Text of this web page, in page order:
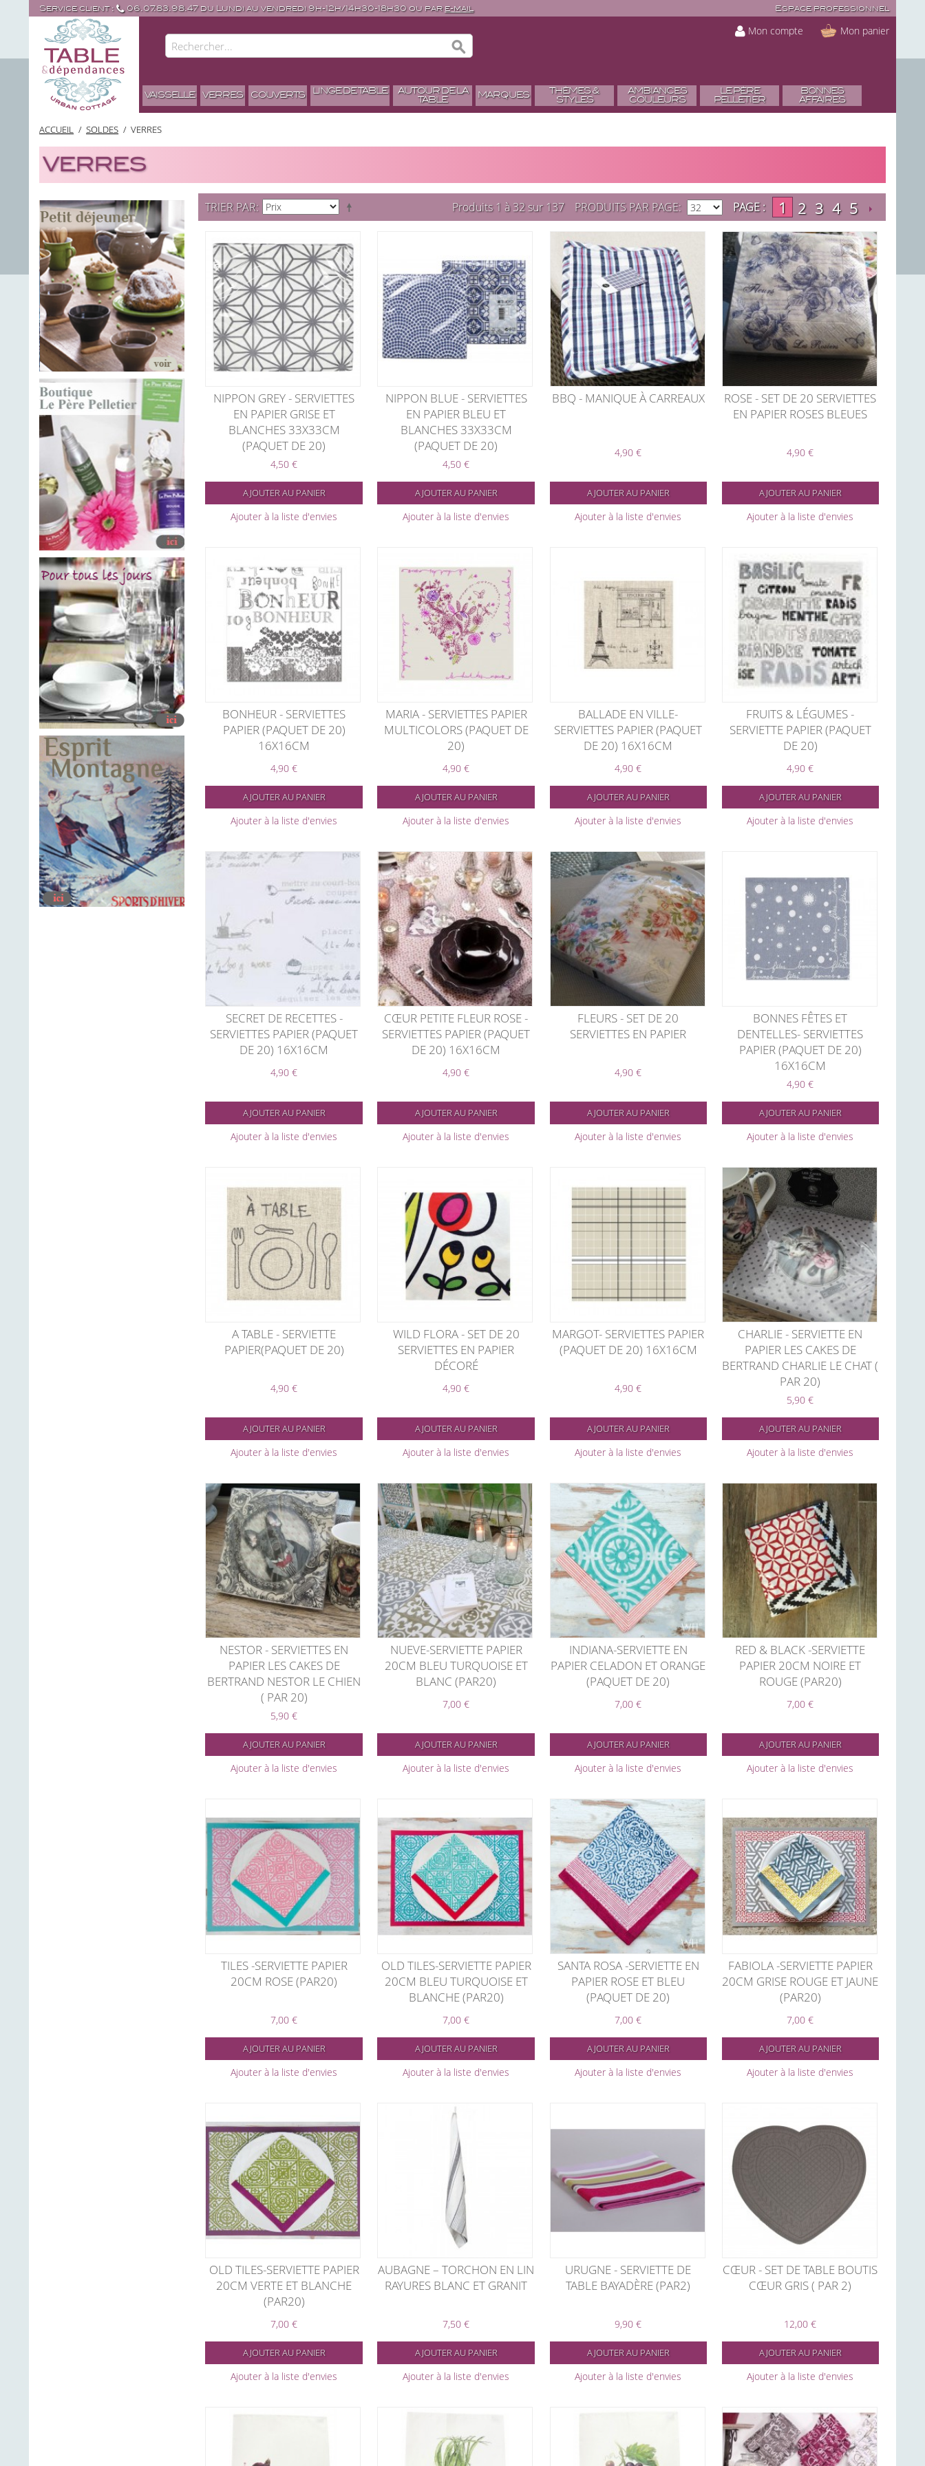
Service client : 06.07.83.98.47 du Lundi au vendredi 9h-12h/14h30-18h30 ou par e-mail Espace professionnel
Mon compte Mon panier
VAISSELLE VERRES COUVERTS LINGE DE TABLE
AUTOUR DE LA
TABLE
MARQUES
THÈMES &
STYLES
AMBIANCES
COULEURS
LE PÈRE
PELLETIER
BONNES
AFFAIRES
ACCUEIL / SOLDES / VERRES
VERRES
TRIER PAR Produits 1 à 32 sur 137 PRODUITS PAR PAGE PAGE : 1 2 3 4 5
NIPPON GREY - SERVIETTES
EN PAPIER GRISE ET
BLANCHES 33X33CM
(PAQUET DE 20)
4,50 €
AJOUTER AU PANIER
Ajouter à la liste d'envies
NIPPON BLUE - SERVIETTES
EN PAPIER BLEU ET
BLANCHES 33X33CM
(PAQUET DE 20)
4,50 €
AJOUTER AU PANIER
Ajouter à la liste d'envies
BBQ - MANIQUE À CARREAUX
4,90 €
AJOUTER AU PANIER
Ajouter à la liste d'envies
ROSE - SET DE 20 SERVIETTES
EN PAPIER ROSES BLEUES
4,90 €
AJOUTER AU PANIER
Ajouter à la liste d'envies
BONHEUR - SERVIETTES
PAPIER (PAQUET DE 20)
16X16CM
4,90 €
AJOUTER AU PANIER
Ajouter à la liste d'envies
MARIA - SERVIETTES PAPIER
MULTICOLORS (PAQUET DE
20)
4,90 €
AJOUTER AU PANIER
Ajouter à la liste d'envies
BALLADE EN VILLE-
SERVIETTES PAPIER (PAQUET
DE 20) 16X16CM
4,90 €
AJOUTER AU PANIER
Ajouter à la liste d'envies
FRUITS & LÉGUMES -
SERVIETTE PAPIER (PAQUET
DE 20)
4,90 €
AJOUTER AU PANIER
Ajouter à la liste d'envies
SECRET DE RECETTES -
SERVIETTES PAPIER (PAQUET
DE 20) 16X16CM
4,90 €
AJOUTER AU PANIER
Ajouter à la liste d'envies
CŒUR PETITE FLEUR ROSE -
SERVIETTES PAPIER (PAQUET
DE 20) 16X16CM
4,90 €
AJOUTER AU PANIER
Ajouter à la liste d'envies
FLEURS - SET DE 20
SERVIETTES EN PAPIER
4,90 €
AJOUTER AU PANIER
Ajouter à la liste d'envies
BONNES FÊTES ET
DENTELLES- SERVIETTES
PAPIER (PAQUET DE 20)
16X16CM
4,90 €
AJOUTER AU PANIER
Ajouter à la liste d'envies
A TABLE - SERVIETTE
PAPIER(PAQUET DE 20)
4,90 €
AJOUTER AU PANIER
Ajouter à la liste d'envies
WILD FLORA - SET DE 20
SERVIETTES EN PAPIER
DÉCORÉ
4,90 €
AJOUTER AU PANIER
Ajouter à la liste d'envies
MARGOT- SERVIETTES PAPIER
(PAQUET DE 20) 16X16CM
4,90 €
AJOUTER AU PANIER
Ajouter à la liste d'envies
CHARLIE - SERVIETTE EN
PAPIER LES CAKES DE
BERTRAND CHARLIE LE CHAT (
PAR 20)
5,90 €
AJOUTER AU PANIER
Ajouter à la liste d'envies
NESTOR - SERVIETTES EN
PAPIER LES CAKES DE
BERTRAND NESTOR LE CHIEN
( PAR 20)
5,90 €
AJOUTER AU PANIER
Ajouter à la liste d'envies
NUEVE-SERVIETTE PAPIER
20CM BLEU TURQUOISE ET
BLANC (PAR20)
7,00 €
AJOUTER AU PANIER
Ajouter à la liste d'envies
INDIANA-SERVIETTE EN
PAPIER CELADON ET ORANGE
(PAQUET DE 20)
7,00 €
AJOUTER AU PANIER
Ajouter à la liste d'envies
RED & BLACK -SERVIETTE
PAPIER 20CM NOIRE ET
ROUGE (PAR20)
7,00 €
AJOUTER AU PANIER
Ajouter à la liste d'envies
TILES -SERVIETTE PAPIER
20CM ROSE (PAR20)
7,00 €
AJOUTER AU PANIER
Ajouter à la liste d'envies
OLD TILES-SERVIETTE PAPIER
20CM BLEU TURQUOISE ET
BLANCHE (PAR20)
7,00 €
AJOUTER AU PANIER
Ajouter à la liste d'envies
SANTA ROSA -SERVIETTE EN
PAPIER ROSE ET BLEU
(PAQUET DE 20)
7,00 €
AJOUTER AU PANIER
Ajouter à la liste d'envies
FABIOLA -SERVIETTE PAPIER
20CM GRISE ROUGE ET JAUNE
(PAR20)
7,00 €
AJOUTER AU PANIER
Ajouter à la liste d'envies
OLD TILES-SERVIETTE PAPIER
20CM VERTE ET BLANCHE
(PAR20)
7,00 €
AJOUTER AU PANIER
Ajouter à la liste d'envies
AUBAGNE – TORCHON EN LIN
RAYURES BLANC ET GRANIT
7,50 €
AJOUTER AU PANIER
Ajouter à la liste d'envies
URUGNE - SERVIETTE DE
TABLE BAYADÈRE (PAR2)
9,90 €
AJOUTER AU PANIER
Ajouter à la liste d'envies
CŒUR - SET DE TABLE BOUTIS
CŒUR GRIS ( PAR 2)
12,00 €
AJOUTER AU PANIER
Ajouter à la liste d'envies